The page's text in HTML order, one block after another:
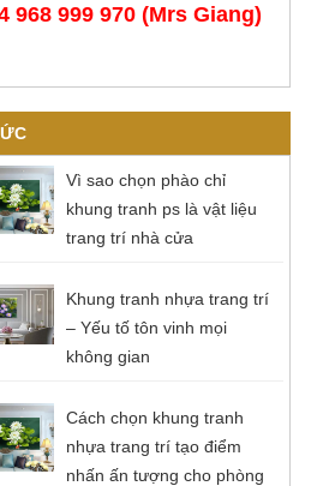
968 999 970 (Mrs Giang)
Vì sao chọn phào chỉ
khung tranh ps là vật liệu
trang trí nhà cửa
Khung tranh nhựa trang trí
– Yếu tố tôn vinh mọi
không gian
Cách chọn khung tranh
nhựa trang trí tạo điểm
nhấn ấn tượng cho phòng